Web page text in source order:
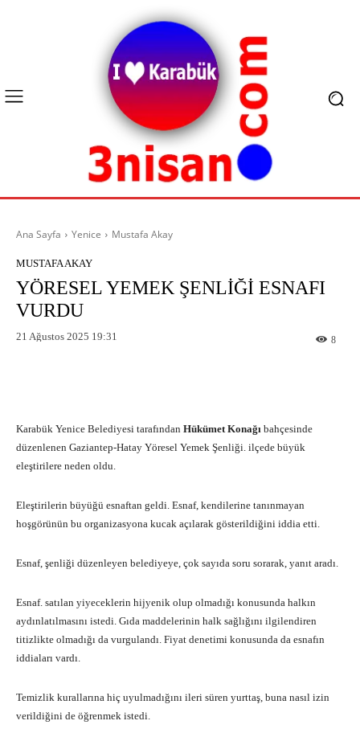
Ana Sayfa Yenice Mustafa Akay
MUSTAFA AKAY
YÖRESEL YEMEK ŞENLİĞİ ESNAFI
VURDU
21 Ağustos 2025 19:31 8
Karabük Yenice Belediyesi tarafından Hükümet Konağı bahçesinde
düzenlenen Gaziantep-Hatay Yöresel Yemek Şenliği. ilçede büyük
eleştirilere neden oldu.
Eleştirilerin büyüğü esnaftan geldi. Esnaf, kendilerine tanınmayan
hoşgörünün bu organizasyona kucak açılarak gösterildiğini iddia etti.
Esnaf, şenliği düzenleyen belediyeye, çok sayıda soru sorarak, yanıt aradı.
Esnaf. satılan yiyeceklerin hijyenik olup olmadığı konusunda halkın
aydınlatılmasını istedi. Gıda maddelerinin halk sağlığını ilgilendiren
titizlikte olmadığı da vurgulandı. Fiyat denetimi konusunda da esnafın
iddiaları vardı.
Temizlik kurallarına hiç uyulmadığını ileri süren yurttaş, buna nasıl izin
verildiğini de öğrenmek istedi.